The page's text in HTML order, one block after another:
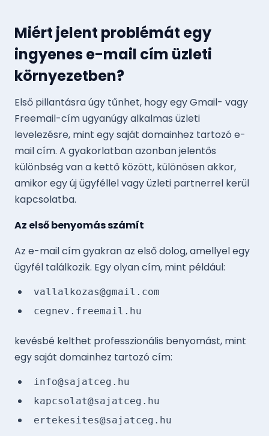
Miért jelent problémát egy
ingyenes e-mail cím üzleti
környezetben?
Első pillantásra úgy tűnhet, hogy egy Gmail- vagy
Freemail-cím ugyanúgy alkalmas üzleti
levelezésre, mint egy saját domainhez tartozó e-
mail cím. A gyakorlatban azonban jelentős
különbség van a kettő között, különösen akkor,
amikor egy új ügyféllel vagy üzleti partnerrel kerül
kapcsolatba.
Az első benyomás számít
Az e-mail cím gyakran az első dolog, amellyel egy
ügyfél találkozik. Egy olyan cím, mint például:
vallalkozas@gmail.com
cegnev.freemail.hu
kevésbé kelthet professzionális benyomást, mint
egy saját domainhez tartozó cím:
info@sajatceg.hu
kapcsolat@sajatceg.hu
ertekesites@sajatceg.hu